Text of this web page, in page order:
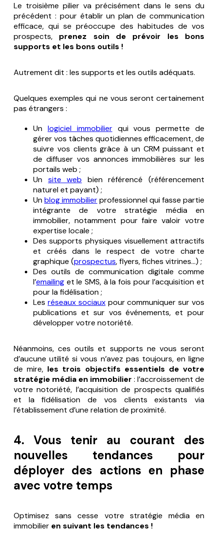
Le troisième pilier va précisément dans le sens du
précédent : pour établir un plan de communication
efficace, qui se préoccupe des habitudes de vos
prospects, prenez soin de prévoir les bons
supports et les bons outils !
Autrement dit : les supports et les outils adéquats.
Quelques exemples qui ne vous seront certainement
pas étrangers :
Un logiciel immobilierqui vous permette de
gérer vos tâches quotidiennes efficacement, de
suivre vos clients grâce à un CRM puissant et
de diffuser vos annonces immobilières sur les
portails web ;
Un site web bien référencé (référencement
naturel et payant) ;
Unblog immobilierprofessionnel qui fasse partie
intégrante de votre stratégie média en
immobilier, notamment pour faire valoir votre
expertise locale ;
Des supports physiques visuellement attractifs
et créés dans le respect de votre charte
graphique (prospectus, flyers, fiches vitrines…) ;
Des outils de communication digitale comme
l’emailing et le SMS, à la fois pour l’acquisition et
pour la fidélisation ;
Les réseaux sociauxpour communiquer sur vos
publications et sur vos événements, et pour
développer votre notoriété.
Néanmoins, ces outils et supports ne vous seront
d’aucune utilité si vous n’avez pas toujours, en ligne
de mire, les trois objectifs essentiels de votre
stratégie média en immobilier : l’accroissement de
votre notoriété, l’acquisition de prospects qualifiés
et la fidélisation de vos clients existants via
l’établissement d’une relation de proximité.
4. Vous tenir au courant des
nouvelles tendances pour
déployer des actions en phase
avec votre temps
Optimisez sans cesse votre stratégie média en
immobilier en suivant les tendances !